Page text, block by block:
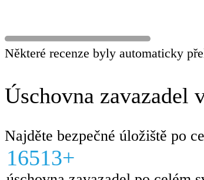
Některé recenze byly automaticky
Úschovna zavazadel
Najděte bezpečné úložiště po
16513+